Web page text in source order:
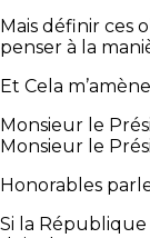
Mais définir ces
penser à la
Et Cela
Monsieur le
Monsieur le
Honorables
Si la